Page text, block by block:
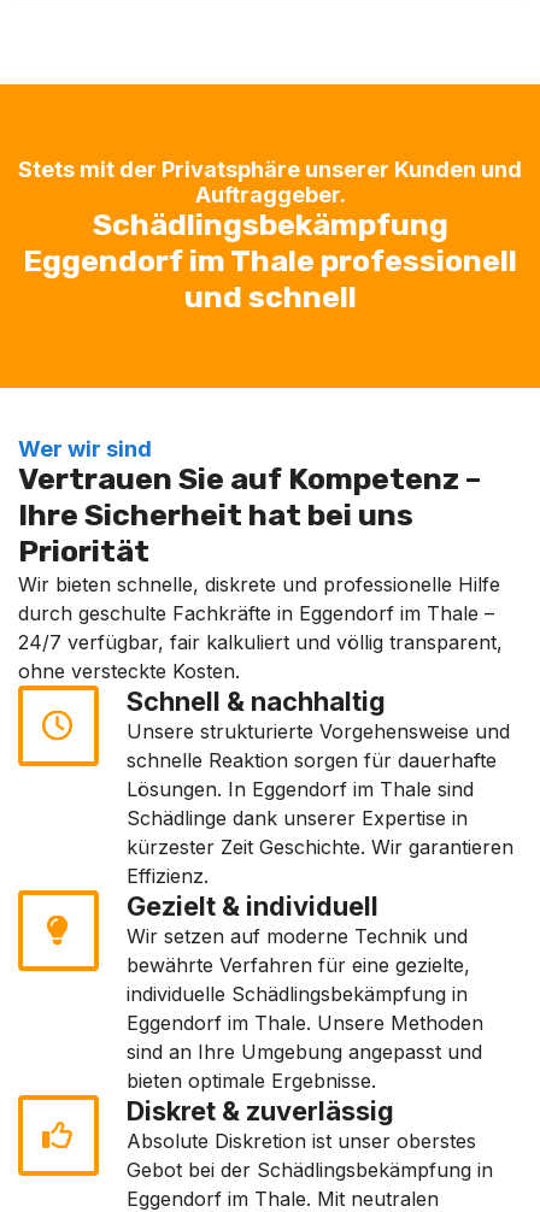
Stets mit der Privatsphäre unserer Kunden und
Auftraggeber.
Schädlingsbekämpfung
Eggendorf im Thale professionell
und schnell
Wer wir sind
Vertrauen Sie auf Kompetenz –
Ihre Sicherheit hat bei uns
Priorität
Wir bieten schnelle, diskrete und professionelle Hilfe
durch geschulte Fachkräfte in Eggendorf im Thale –
24/7 verfügbar, fair kalkuliert und völlig transparent,
ohne versteckte Kosten.
Schnell & nachhaltig
Unsere strukturierte Vorgehensweise und
schnelle Reaktion sorgen für dauerhafte
Lösungen. In Eggendorf im Thale sind
Schädlinge dank unserer Expertise in
kürzester Zeit Geschichte. Wir garantieren
Effizienz.
Gezielt & individuell
Wir setzen auf moderne Technik und
bewährte Verfahren für eine gezielte,
individuelle Schädlingsbekämpfung in
Eggendorf im Thale. Unsere Methoden
sind an Ihre Umgebung angepasst und
bieten optimale Ergebnisse.
Diskret & zuverlässig
Absolute Diskretion ist unser oberstes
Gebot bei der Schädlingsbekämpfung in
Eggendorf im Thale. Mit neutralen